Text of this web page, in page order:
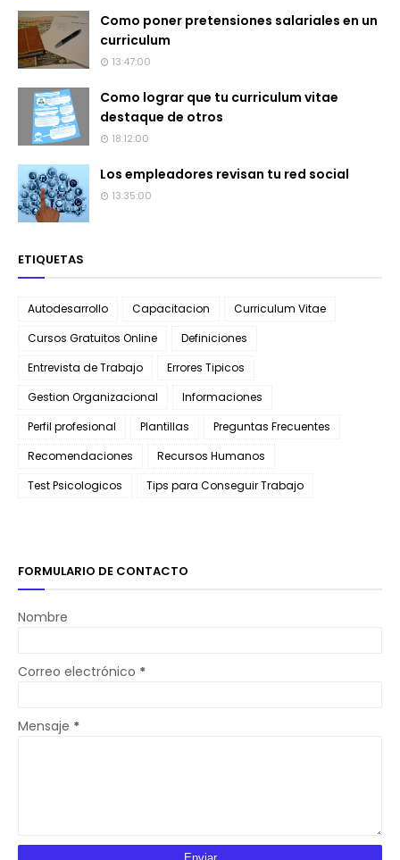
Como poner pretensiones salariales en un
curriculum
13:47:00
Como lograr que tu curriculum vitae
destaque de otros
18:12:00
Los empleadores revisan tu red social
13:35:00
ETIQUETAS
Autodesarrollo Capacitacion
Curriculum Vitae
Cursos Gratuitos Online
Definiciones
Entrevista de Trabajo
Errores Tipicos
Gestion Organizacional
Informaciones
Perfil profesional
Plantillas
Preguntas Frecuentes
Recomendaciones
Recursos Humanos
Test Psicologicos
Tips para Conseguir Trabajo
FORMULARIO DE CONTACTO
Nombre
Correo electrónico *
Mensaje *